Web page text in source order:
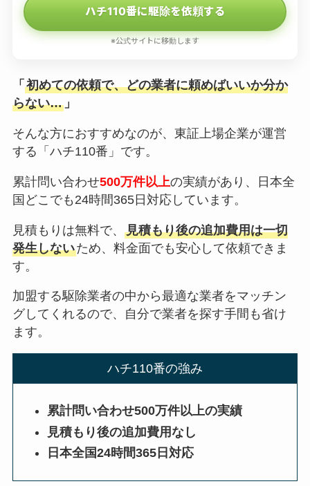
ハチ110番に駆除を依頼する
※公式サイトに移動します
「 初めての依頼で、どの業者に頼めばいいか分か
らない…」
そんな方におすすめなのが、東証上場企業が運営
する「ハチ110番」です。
累計問い合わせ500万件以上の実績があり、日本全
国どこでも24時間365日対応しています。
見積もりは無料で、 見積もり後の追加費用は一切
発生しないため、料金面でも安心して依頼できま
す。
加盟する駆除業者の中から最適な業者をマッチン
グしてくれるので、自分で業者を探す手間も省け
ます。
ハチ110番の強み
累計問い合わせ500万件以上の実績
見積もり後の追加費用なし
日本全国24時間365日対応